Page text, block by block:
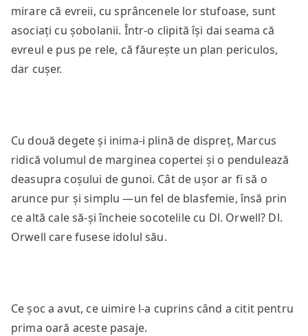
mirare că evreii, cu sprâncenele lor stufoase, sunt
asociați cu șobolanii. Într-o clipită își dai seama că
evreul e pus pe rele, că făurește un plan periculos,
dar cușer.
Cu două degete și inima-i plină de dispreț, Marcus
ridică volumul de marginea copertei și o pendulează
deasupra coșului de gunoi. Cât de ușor ar fi să o
arunce pur și simplu —un fel de blasfemie, însă prin
ce altă cale să-și încheie socotelile cu Dl. Orwell? Dl.
Orwell care fusese idolul său.
Ce șoc a avut, ce uimire l-a cuprins când a citit pentru
prima oară aceste pasaje.